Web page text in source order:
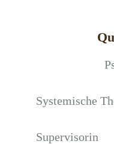
Systemische
Supervisorin